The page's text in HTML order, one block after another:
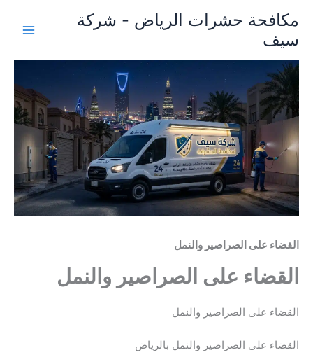
المحتوى
مكافحة حشرات الرياض - شركة
سيف
القضاء على الصراصير والنمل
القضاء على الصراصير والنمل
القضاء على الصراصير والنمل
القضاء على الصراصير والنمل بالرياض